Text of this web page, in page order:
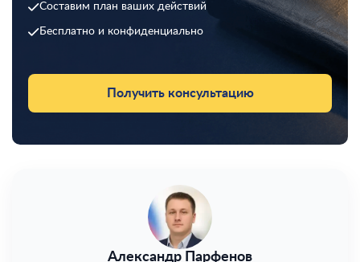
Составим план ваших действий
Бесплатно и конфиденциально
Получить консультацию
Александр Парфенов